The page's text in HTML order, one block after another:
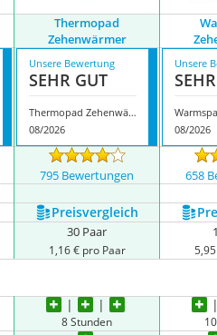
Thermopad
Zehenwärmer
Unsere Bewertung
SEHR GUT
Thermopad Zehenwärmer
08/2026
Unsere
08/2026
795 Bewertungen 658
Preis­vergleich
30 Paar
1,16 € pro Paar
8 Stunden